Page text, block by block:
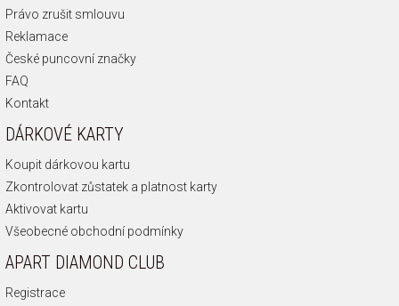
Právo zrušit smlouvu
Reklamace
České puncovní značky
FAQ
Kontakt
DÁRKOVÉ KARTY
Koupit dárkovou kartu
Zkontrolovat zůstatek a platnost karty
Aktivovat kartu
Všeobecné obchodní podmínky
APART DIAMOND CLUB
Registrace